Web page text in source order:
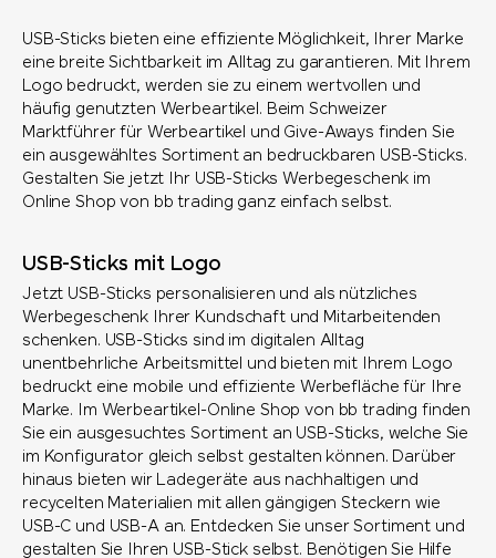
USB-Sticks bieten eine effiziente Möglichkeit, Ihrer Marke
eine breite Sichtbarkeit im Alltag zu garantieren. Mit Ihrem
Logo bedruckt, werden sie zu einem wertvollen und
häufig genutzten Werbeartikel. Beim Schweizer
Marktführer für Werbeartikel und Give-Aways finden Sie
ein ausgewähltes Sortiment an bedruckbaren USB-Sticks.
Gestalten Sie jetzt Ihr USB-Sticks Werbegeschenk im
Online Shop von bb trading ganz einfach selbst.
USB-Sticks mit Logo
Jetzt USB-Sticks personalisieren und als nützliches
Werbegeschenk Ihrer Kundschaft und Mitarbeitenden
schenken. USB-Sticks sind im digitalen Alltag
unentbehrliche Arbeitsmittel und bieten mit Ihrem Logo
bedruckt eine mobile und effiziente Werbefläche für Ihre
Marke. Im Werbeartikel-Online Shop von bb trading finden
Sie ein ausgesuchtes Sortiment an USB-Sticks, welche Sie
im Konfigurator gleich selbst gestalten können. Darüber
hinaus bieten wir Ladegeräte aus nachhaltigen und
recycelten Materialien mit allen gängigen Steckern wie
USB-C und USB-A an. Entdecken Sie unser Sortiment und
gestalten Sie Ihren USB-Stick selbst. Benötigen Sie Hilfe